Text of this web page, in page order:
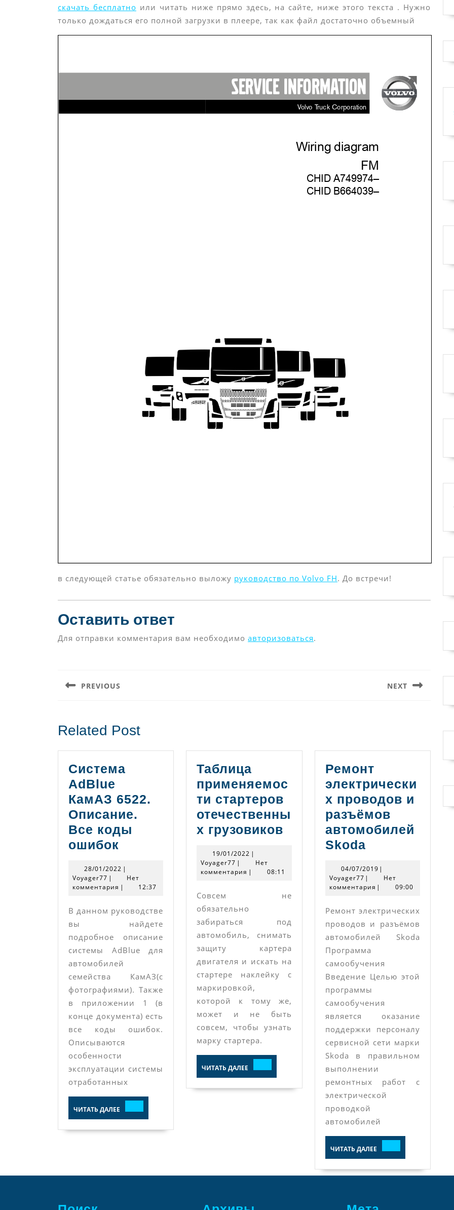
скачать бесплатно или читать ниже прямо здесь, на сайте, ниже этого текста . Нужно
только дождаться его полной загрузки в плеере, так как файл достаточно объемный
в следующей статье обязательно выложу руководство по Volvo FH. До встречи!
Оставить ответ
Для отправки комментария вам необходимо авторизоваться.
по
PREVIOUS NEXT
Related Post
Система
AdBlue
КамАЗ 6522.
Описание.
Все коды
ошибок
КамАЗ
6522.
Все
коды
ошибок
28/01/2022 28/01/2022
|
Voyager77 Voyager77
|
Нет
комментария | 12:37
В данном руководстве
вы найдете
подробное описание
системы AdBlue для
автомобилей
семейства КамАЗ(с
фотографиями). Также
в приложении 1 (в
конце документа) есть
все коды ошибок.
Описываются
особенности
эксплуатации системы
отработанных
ЧИТАТЬ ДАЛЕЕ ДАЛЕЕ
Таблица
применяемос
ти стартеров
отечественны
х грузовиков Таблица
применяемости
отечественных
грузовиков
19/01/2022 19/01/2022
|
Voyager77 Voyager77
|
Нет
комментария | 08:11
Совсем не
обязательно
забираться под
автомобиль, снимать
защиту картера
двигателя и искать на
стартере наклейку с
маркировкой,
которой к тому же,
может и не быть
совсем, чтобы узнать
марку стартера.
ЧИТАТЬ ДАЛЕЕ ДАЛЕЕ
Ремонт
электрически
х проводов и
разъёмов
автомобилей
SkodaРемонт
проводов
и
автомобилей
Skoda
04/07/201904/07/2019
|
Voyager77Voyager77
|
Нет
комментария | 09:00
Ремонт электрических
проводов и разъёмов
автомобилей Skoda
Программа
самообучения
Введение Целью этой
программы
самообучения
является оказание
поддержки персоналу
сервисной сети марки
Skoda в правильном
выполнении
ремонтных работ с
электрической
проводкой
автомобилей
ЧИТАТЬ ДАЛЕЕДАЛЕЕ